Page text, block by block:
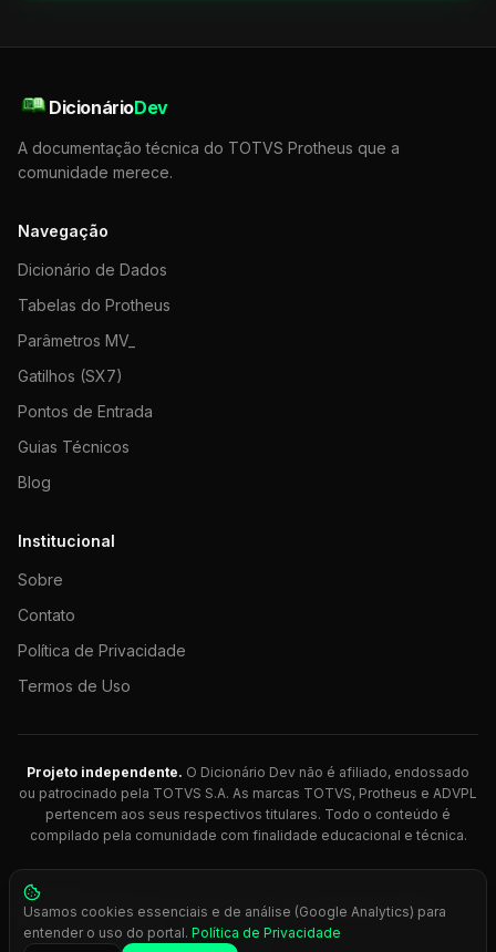
DicionárioDev
A documentação técnica do TOTVS Protheus que a
comunidade merece.
Navegação
Dicionário de Dados
Tabelas do Protheus
Parâmetros MV_
Gatilhos (SX7)
Pontos de Entrada
Guias Técnicos
Blog
Institucional
Sobre
Contato
Política de Privacidade
Termos de Uso
Projeto independente. O Dicionário Dev não é afiliado, endossado
ou patrocinado pela TOTVS S.A. As marcas TOTVS, Protheus e ADVPL
pertencem aos seus respectivos titulares. Todo o conteúdo é
compilado pela comunidade com finalidade educacional e técnica.
© 2026 Dicionário Dev. Feito com 💚 para desenvolvedores
Protheus.
Press Ctrl+K
Usamos cookies essenciais e de análise (Google Analytics) para
entender o uso do portal. Política de Privacidade